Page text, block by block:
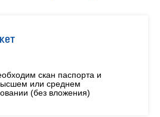
скан паспорта и
или среднем
(без вложения)